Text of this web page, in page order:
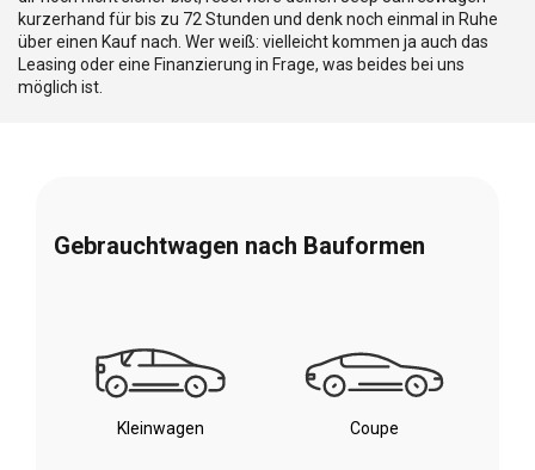
kurzerhand für bis zu 72 Stunden und denk noch einmal in Ruhe
über einen Kauf nach. Wer weiß: vielleicht kommen ja auch das
Leasing oder eine Finanzierung in Frage, was beides bei uns
möglich ist.
Gebrauchtwagen nach Bauformen
Kleinwagen Coupe